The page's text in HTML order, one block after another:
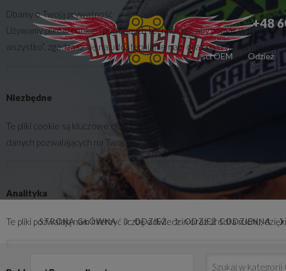
+48
Części zamienne Części OEM Odzież
STRONA GŁÓWNA ODZIEŻ ODZIEŻ CODZIENNA
Dbamy o Twoją prywatność
Używamy plików cookie i podobnych technologii, aby pomóc w
wszystko”, zgadzasz się na udostępnianie nam oraz naszym
Niezbędne
Te pliki cookie są kluczowe dla zapewnienia podstawowych funkcji
danych pozwalających na Twoją identyfikację i nie wymagają Twojej zgody.
Analityka
Te pliki pozwalają nam mierzyć liczbę odwiedzin oraz źródła ruchu,